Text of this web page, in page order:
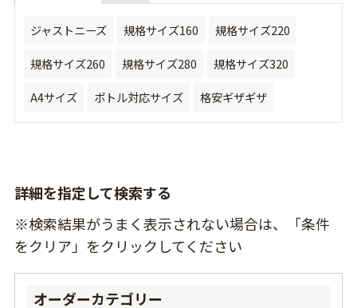
ジャストニーズ 規格サイズ160
規格サイズ220
規格サイズ260
規格サイズ280
規格サイズ320
A4サイズ
ボトル対応サイズ 格安ギザギザ
詳細を指定して検索する
※検索結果がうまく表示されない場合は、「条件
をクリア」をクリックしてください
オーダーカテゴリー